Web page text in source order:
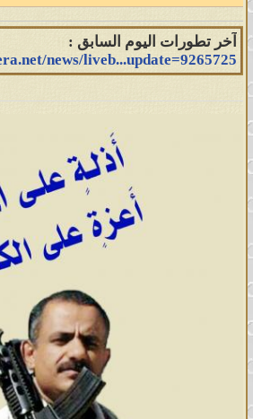
آخر تطورات اليوم السابق :
news/liveb...update=9265725